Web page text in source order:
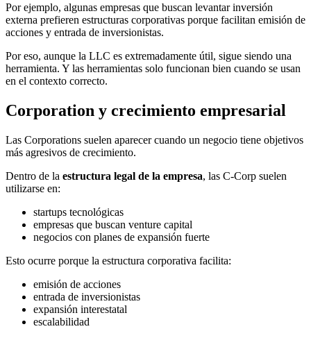
Por ejemplo, algunas empresas que buscan levantar inversión
externa prefieren estructuras corporativas porque facilitan emisión de
acciones y entrada de inversionistas.
Por eso, aunque la LLC es extremadamente útil, sigue siendo una
herramienta. Y las herramientas solo funcionan bien cuando se usan
en el contexto correcto.
Corporation y crecimiento empresarial
Las Corporations suelen aparecer cuando un negocio tiene objetivos
más agresivos de crecimiento.
Dentro de la estructura legal de la empresa, las C-Corp suelen
utilizarse en:
startups tecnológicas
empresas que buscan venture capital
negocios con planes de expansión fuerte
Esto ocurre porque la estructura corporativa facilita:
emisión de acciones
entrada de inversionistas
expansión interestatal
escalabilidad